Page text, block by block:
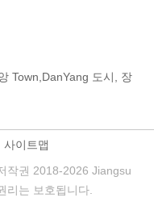
Town,DanYang 도시, 장
사이트맵
작권 2018-2026 Jiangsu
리는 보호됩니다.